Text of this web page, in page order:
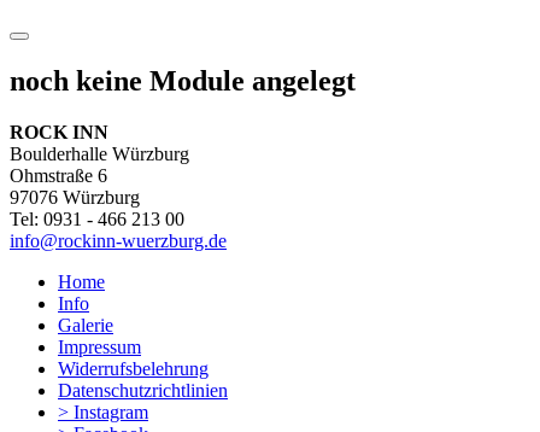
noch keine Module angelegt
ROCK INN
Boulderhalle Würzburg
Ohmstraße 6
97076 Würzburg
Tel: 0931 - 466 213 00
info@rockinn-wuerzburg.de
Home
Info
Galerie
Impressum
Widerrufsbelehrung
Datenschutzrichtlinien
> Instagram